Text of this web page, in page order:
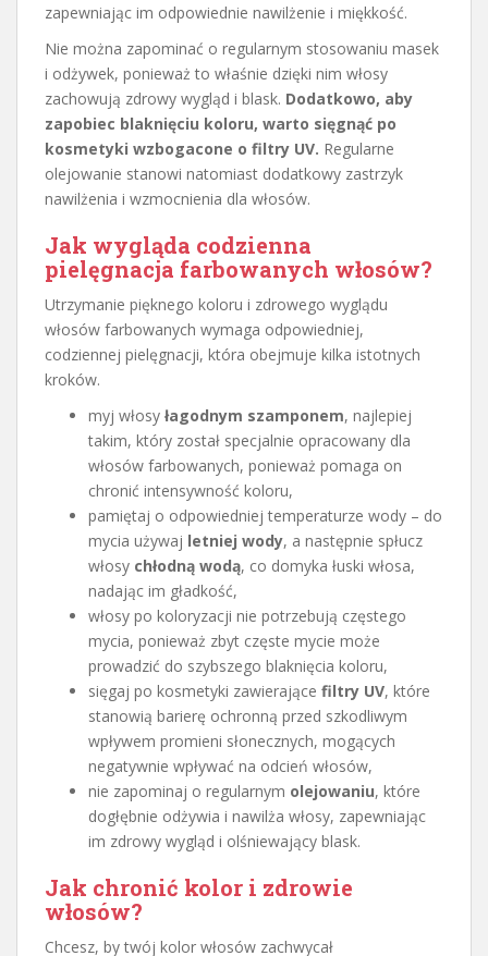
zapewniając im odpowiednie nawilżenie i miękkość.
Nie można zapominać o regularnym stosowaniu masek
i odżywek, ponieważ to właśnie dzięki nim włosy
zachowują zdrowy wygląd i blask. Dodatkowo, aby
zapobiec blaknięciu koloru, warto sięgnąć po
kosmetyki wzbogacone o filtry UV. Regularne
olejowanie stanowi natomiast dodatkowy zastrzyk
nawilżenia i wzmocnienia dla włosów.
Jak wygląda codzienna
pielęgnacja farbowanych włosów?
Utrzymanie pięknego koloru i zdrowego wyglądu
włosów farbowanych wymaga odpowiedniej,
codziennej pielęgnacji, która obejmuje kilka istotnych
kroków.
myj włosy łagodnym szamponem, najlepiej
takim, który został specjalnie opracowany dla
włosów farbowanych, ponieważ pomaga on
chronić intensywność koloru,
pamiętaj o odpowiedniej temperaturze wody – do
mycia używaj letniej wody, a następnie spłucz
włosy chłodną wodą, co domyka łuski włosa,
nadając im gładkość,
włosy po koloryzacji nie potrzebują częstego
mycia, ponieważ zbyt częste mycie może
prowadzić do szybszego blaknięcia koloru,
sięgaj po kosmetyki zawierające filtry UV, które
stanowią barierę ochronną przed szkodliwym
wpływem promieni słonecznych, mogących
negatywnie wpływać na odcień włosów,
nie zapominaj o regularnym olejowaniu, które
dogłębnie odżywia i nawilża włosy, zapewniając
im zdrowy wygląd i olśniewający blask.
Jak chronić kolor i zdrowie
włosów?
Chcesz, by twój kolor włosów zachwycał